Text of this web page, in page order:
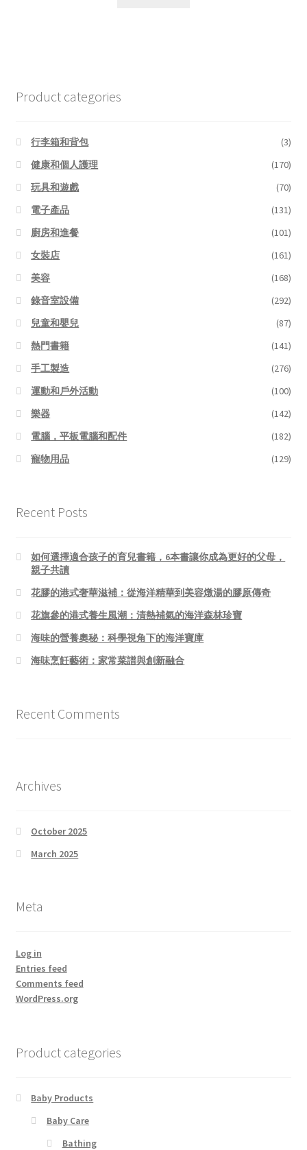
Product categories
行李箱和背包
(3)
健康和個人護理
(170)
玩具和遊戲
(70)
電子產品
(131)
廚房和進餐
(101)
女裝店
(161)
美容
(168)
錄音室設備
(292)
兒童和嬰兒
(87)
熱門書籍
(141)
手工製造
(276)
運動和戶外活動
(100)
樂器
(142)
電腦，平板電腦和配件
(182)
寵物用品
(129)
Recent Posts
如何選擇適合孩子的育兒書籍，6本書讓你成為更好的父母，
親子共讀
花膠的港式奢華滋補：從海洋精華到美容燉湯的膠原傳奇
花旗參的港式養生風潮：清熱補氣的海洋森林珍寶
海味的營養奧秘：科學視角下的海洋寶庫
海味烹飪藝術：家常菜譜與創新融合
Recent Comments
Archives
October 2025
March 2025
Meta
Log in
Entries feed
Comments feed
WordPress.org
Product categories
Baby Products
Baby Care
Bathing